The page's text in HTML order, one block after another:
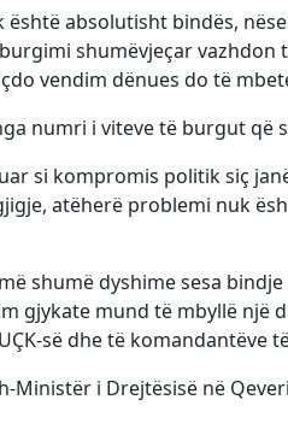
është absolutisht bindës,
shumëvjeçar
vendim dënues do të
numri i viteve të burgut që
si kompromis politik siç
atëherë problemi nuk
shumë dyshime sesa
gjykate mund të mbyllë një
së dhe të komandantëve
Ministër i Drejtësisë në